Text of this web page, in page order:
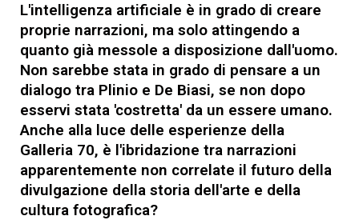
L'intelligenza artificiale è in grado di creare
proprie narrazioni, ma solo attingendo a
quanto già messole a disposizione dall'uomo.
Non sarebbe stata in grado di pensare a un
dialogo tra Plinio e De Biasi, se non dopo
esservi stata 'costretta' da un essere umano.
Anche alla luce delle esperienze della
Galleria 70, è l'ibridazione tra narrazioni
apparentemente non correlate il futuro della
divulgazione della storia dell'arte e della
cultura fotografica?